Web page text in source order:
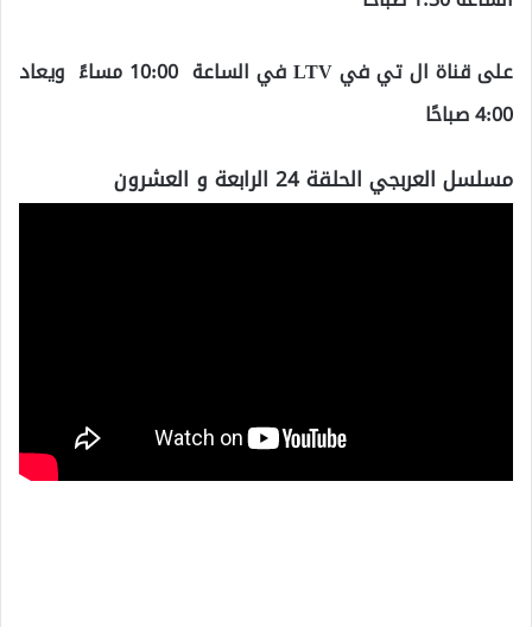
على قناة ال تي في LTV في الساعة 10:00 مساءً ويعاد
4:00 صباحًا
مسلسل العربجي الحلقة 24 الرابعة و العشرون